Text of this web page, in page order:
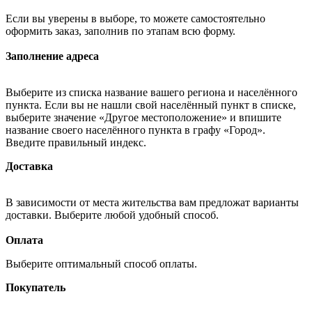
Если вы уверены в выборе, то можете самостоятельно
оформить заказ, заполнив по этапам всю форму.
Заполнение адреса
Выберите из списка название вашего региона и населённого
пункта. Если вы не нашли свой населённый пункт в списке,
выберите значение «Другое местоположение» и впишите
название своего населённого пункта в графу «Город».
Введите правильный индекс.
Доставка
В зависимости от места жительства вам предложат варианты
доставки. Выберите любой удобный способ.
Оплата
Выберите оптимальный способ оплаты.
Покупатель